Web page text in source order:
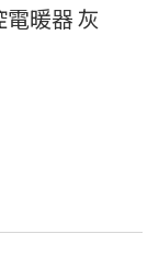
暖器 灰